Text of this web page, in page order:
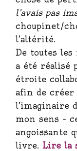
l’avais pas
choupinet/
l’altérité.
De toutes les
a été réalisé
étroite
afin de créer
l’imaginaire
mon sens –
angoissante
livre. Lire la